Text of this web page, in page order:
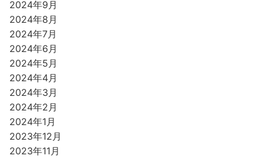
2024年9月
2024年8月
2024年7月
2024年6月
2024年5月
2024年4月
2024年3月
2024年2月
2024年1月
2023年12月
2023年11月